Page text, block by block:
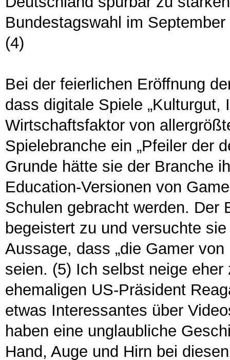
Bundestagswahl im
(4)
Bei der feierlichen Eröffnung
dass digitale Spiele „Kulturgut,
Wirtschaftsfaktor von
Spielebranche ein „Pfeiler der
Grunde hätte sie der Branche
Education-Versionen von
Schulen gebracht werden. Der
begeistert zu und versuchte
Aussage, dass „die Gamer
seien. (5) Ich selbst neige
ehemaligen US-Präsident
etwas Interessantes über
haben eine unglaubliche
Hand, Auge und Hirn bei